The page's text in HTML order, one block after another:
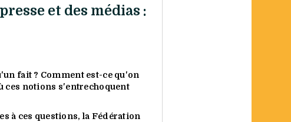
et des médias :
fait ? Comment est-ce qu'on
ces notions s'entrechoquent
à ces questions, la Fédération